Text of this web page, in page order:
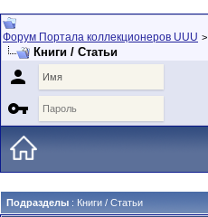
Форум Портала коллекционеров UUU >
Книги / Статьи


Подразделы : Книги / Статьи